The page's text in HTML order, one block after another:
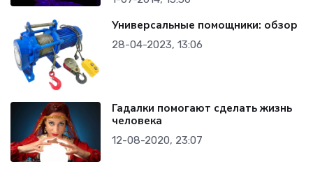
Универсальные помощники: обзор
28-04-2023, 13:06
Гадалки помогают сделать жизнь
человека
12-08-2020, 23:07